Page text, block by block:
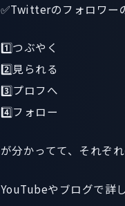
✅Twitterのフォロワー
1️⃣つぶやく
2️⃣見られる
3️⃣プロフへ
4️⃣フォロー
が分かってて、それぞ
YouTubeやブログで詳